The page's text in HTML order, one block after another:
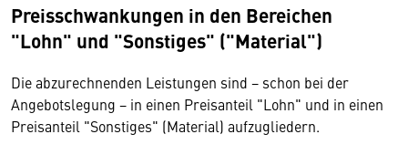
Preisschwankungen in den Bereichen
"Lohn" und "Sonstiges" ("Material")
Die abzurechnenden Leistungen sind − schon bei der
Angebotslegung − in einen Preisanteil "Lohn" und in einen
Preisanteil "Sonstiges" (Material) aufzugliedern.